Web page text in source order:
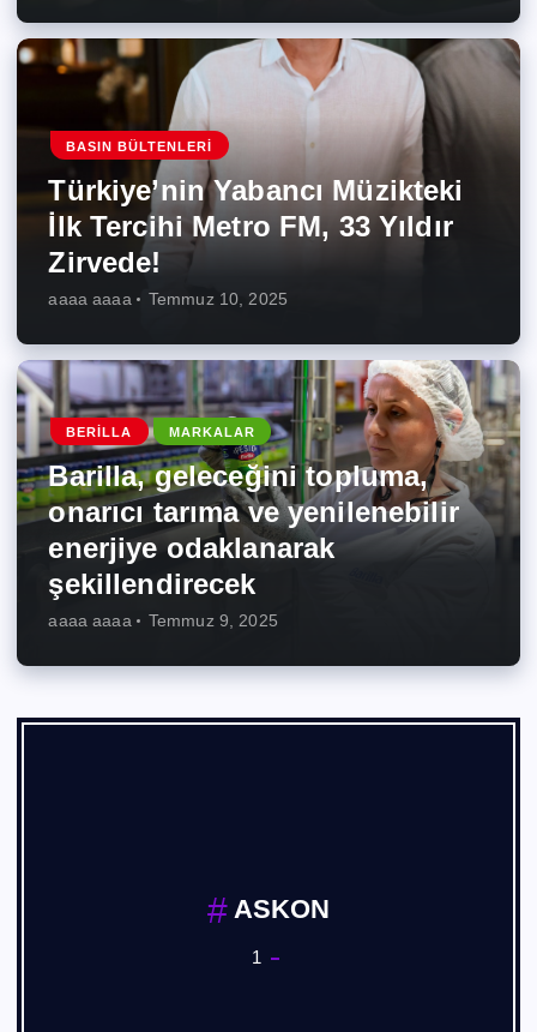
BASIN BÜLTENLERI
Türkiye’nin Yabancı Müzikteki
İlk Tercihi Metro FM, 33 Yıldır
Zirvede!
aaaa aaaa Temmuz 10, 2025
BERILLA MARKALAR
Barilla, geleceğini topluma,
onarıcı tarıma ve yenilenebilir
enerjiye odaklanarak
şekillendirecek
aaaa aaaa Temmuz 9, 2025
ASKON
1